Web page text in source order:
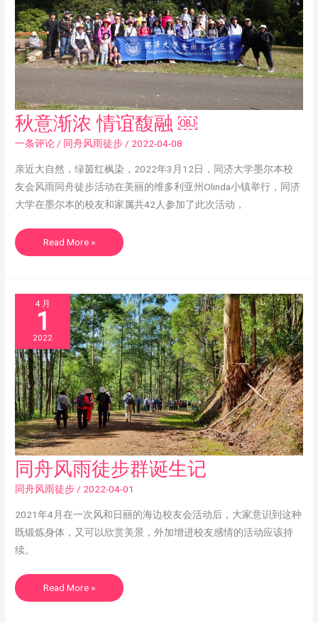
秋意渐浓 情谊馥融 ￼
一条评论/ 同舟风雨徒步/ 2022-04-08
亲近大自然，绿茵红枫染，2022年3月12日，同济大学墨尔本校
友会风雨同舟徒步活动在美丽的维多利亚州Olinda小镇举行，同济
大学在墨尔本的校友和家属共42人参加了此次活动，
秋
意
渐
浓
情
馥
￼
Read More »
4 月
1
2022
同舟风雨徒步群诞生记
同舟风雨徒步/ 2022-04-01
2021年4月在一次风和日丽的海边校友会活动后，大家意识到这种
既锻炼身体，又可以欣赏美景，外加增进校友感情的活动应该持
续。
同
舟
风
雨
徒
群
生
Read More »